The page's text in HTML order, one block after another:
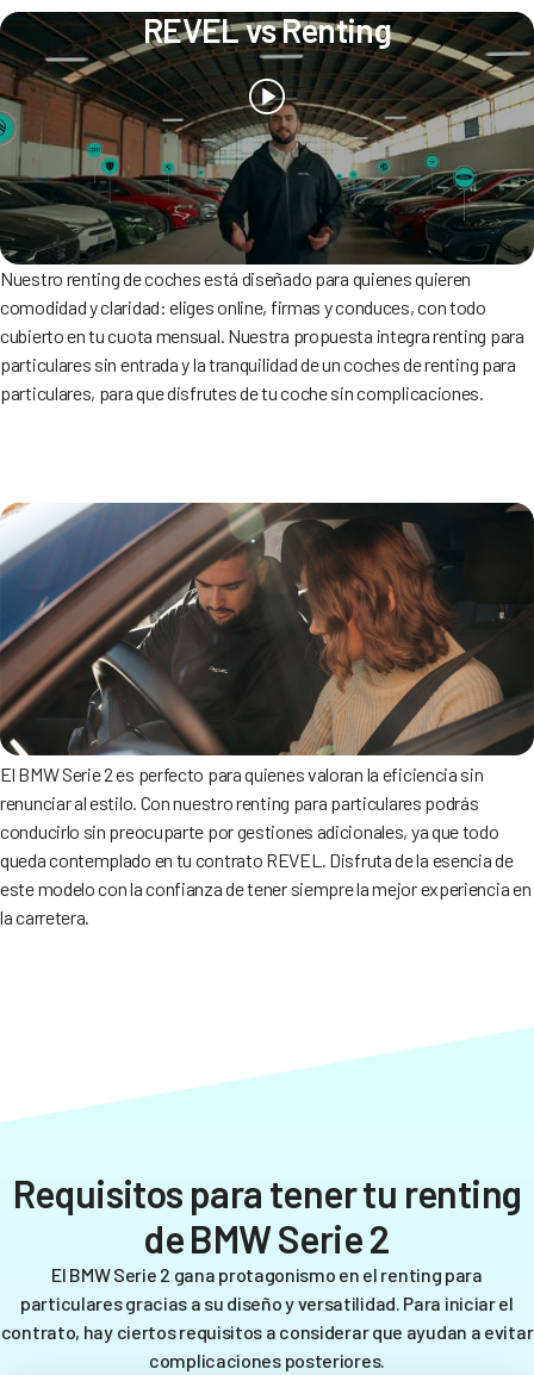
REVEL vs Renting
Nuestro renting de coches está diseñado para quienes quieren
comodidad y claridad: eliges online, firmas y conduces, con todo
cubierto en tu cuota mensual. Nuestra propuesta integra renting para
particulares sin entrada y la tranquilidad de un coches de renting para
particulares, para que disfrutes de tu coche sin complicaciones.
El BMW Serie 2 es perfecto para quienes valoran la eficiencia sin
renunciar al estilo. Con nuestro renting para particulares podrás
conducirlo sin preocuparte por gestiones adicionales, ya que todo
queda contemplado en tu contrato REVEL. Disfruta de la esencia de
este modelo con la confianza de tener siempre la mejor experiencia en
la carretera.
Requisitos para tener tu renting
de BMW Serie 2
El BMW Serie 2 gana protagonismo en el renting para
particulares gracias a su diseño y versatilidad. Para iniciar el
contrato, hay ciertos requisitos a considerar que ayudan a evitar
complicaciones posteriores.